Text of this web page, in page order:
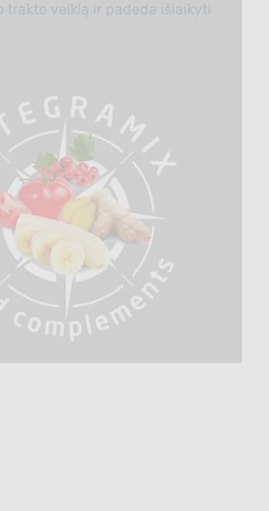
trakto veiklą ir padeda išlaikyti